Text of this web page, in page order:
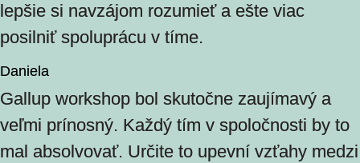
lepšie si navzájom rozumieť a ešte viac
posilniť spoluprácu v tíme.
Daniela
Gallup workshop bol skutočne zaujímavý a
veľmi prínosný. Každý tím v spoločnosti by to
mal absolvovať. Určite to upevní vzťahy medzi